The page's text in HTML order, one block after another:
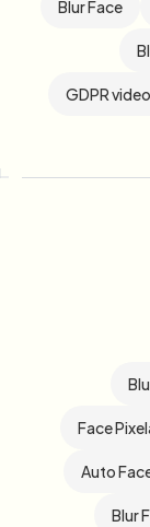
Blur Face
GDPR
Face
Auto
Blur